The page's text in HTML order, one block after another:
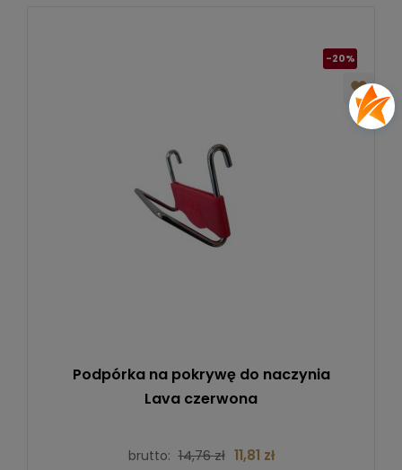
-20%
Podpórka na pokrywę do naczynia
Lava czerwona
brutto: 14,76 zł 11,81 zł